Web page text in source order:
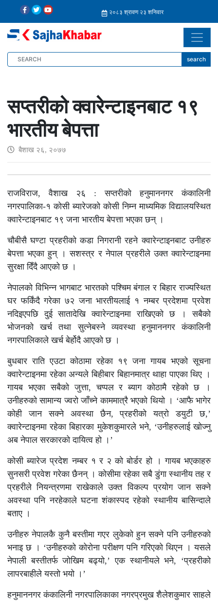
search
सप्तरीको क्‍वारेन्टाइनबाट १९
भारतीय बेपत्ता
बैशाख २६, २०७७
राजविराज, वैशाख २६ : सप्तरीको हनुमाननगर कंकालिनी
नगरपालिका-१ कोसी ब्यारेजको कोसी निम्न माध्यमिक विद्यालयस्थित
क्वारेन्टाइनबाट १९ जना भारतीय बेपत्ता भएका छन् ।
चौबीसै घण्टा प्रहरीको कडा निगरानी रहने क्वारेन्टाइनबाट उनीहरु
बेपत्ता भएका हुन् । सशस्त्र र नेपाल प्रहरीले उक्त क्वारेन्टाइनमा
सुरक्षा दिँदै आएको छ ।
नेपालको विभिन्न भागबाट भारतको पश्चिम बंगाल र बिहार राज्यस्थित
घर फर्किंदै गरेका ७२ जना भारतीयलाई १ नम्बर प्रदेशमा प्रवेश
नदिइएपछि दुई सातादेखि क्वारेन्टाइनमा राखिएको छ । सबैको
भोजनको खर्च तथा सुत्नेबस्ने व्यवस्था हनुमाननगर कंकालिनी
नगरपालिकाले खर्च बेर्होदै आएको छ ।
बुधबार राति एउटा कोठामा रहेका १९ जना गायब भएको सूचना
क्वारेन्टाइनमा रहेका अन्यले बिहीबार बिहानमात्र थाहा पाएका थिए ।
गायब भएका सबैको जुत्ता, चप्पल र ब्याग कोठामै रहेको छ ।
उनीहरुको सामान्य ज्वरो जाँच्ने काममात्रै भएको थियो । ‘आफै भागेर
कोही जान सक्ने अवस्था छैन, प्रहरीको यत्रो डयुटी छ,’
क्वारेन्टाइनमा रहेका बिहारका मुकेशकुमारले भने, ‘उनीहरुलाई खोज्नु
अब नेपाल सरकारको दायित्व हो ।’
कोसी ब्यारेज प्रदेश नम्बर १ र २ को बोर्डर हो । गायब भएकाहरु
सुनसरी प्रवेश गरेका छैनन् । कोसीमा रहेका सबै डुंगा स्थानीय तह र
प्रहरीले नियन्त्रणमा राखेकाले उक्त विकल्प प्रयोग जान सक्ने
अवस्था पनि नरहेकाले घटना शंकास्पद रहेको स्थानीय बासिन्दाले
बताए ।
उनीहरु नेपालकै कुनै बस्तीमा गएर लुकेको हुन सक्ने पनि उनीहरुको
भनाइ छ । ‘उनीहरुको कोरोना परीक्षण पनि गरिएको थिएन । यसले
नेपाली बस्तीतर्फ जोखिम बढ्यो,’ एक स्थानीयले भने, ‘प्रहरीको
लापरबाहीले यस्तो भयो ।’
हनुमाननगर कंकालिनी नगरपालिकाका नगरप्रमुख शैलेशकुमार साहले